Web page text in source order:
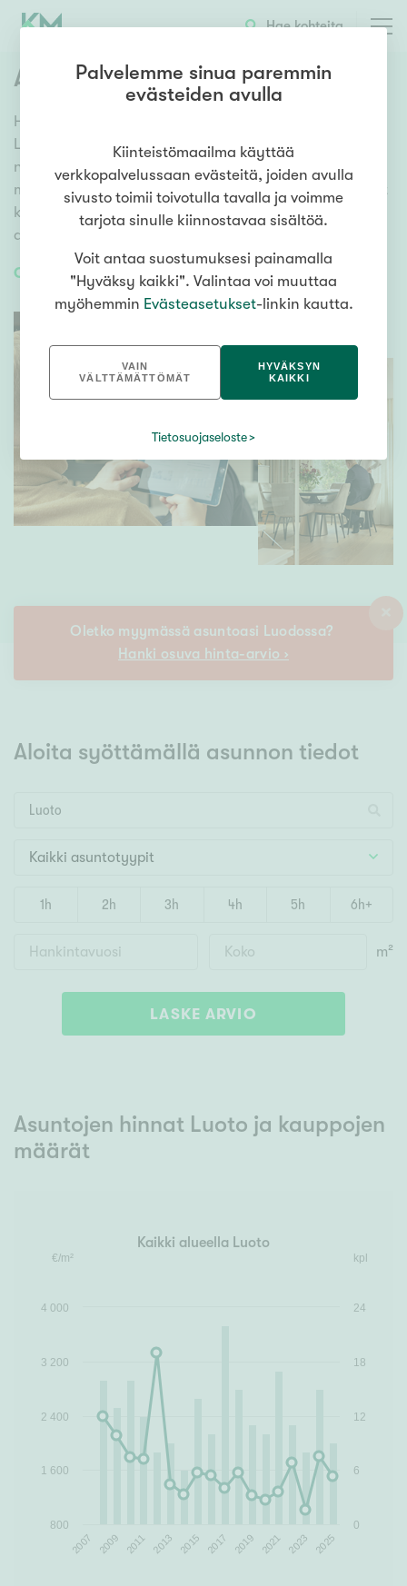
Hae kohteita
Asuntojen hinnat Luoto
Hintalaskurista näet toteutuneet asuntojen hinnat
Luoto
. Saat tilastoihin pohjautuvan arvion asuntosi
neliöhinnasta ja näet miten asuntojen hinnat ovat
muuttuneet hankintavuodesta. Laskurin pohjana ovat
kaikkien kiinteistönvälittäjien välityksellä toteutuneet
asuntokaupat
OTA YHTEYTTÄ
Oletko myymässä asuntoasi Luodossa?
Hanki osuva hinta-arvio ›
Aloita syöttämällä asunnon tiedot
Kaikki asuntotyypit
1h 2h 3h 4h 5h 6h+
m²
LASKE ARVIO
Asuntojen hinnat Luoto ja kauppojen
määrät
€/m² kpl
Kaikki alueella Luoto
2007 2009 2011 2013 2015 2017 2019 2021 2023 2025
800
1 600
2 400
3 200
4 000
0
6
12
18
24
Palvelemme sinua paremmin
evästeiden avulla
Kiinteistömaailma käyttää
verkkopalvelussaan evästeitä, joiden avulla
sivusto toimii toivotulla tavalla ja voimme
tarjota sinulle kiinnostavaa sisältöä.
Voit antaa suostumuksesi painamalla
"Hyväksy kaikki". Valintaa voi muuttaa
myöhemmin Evästeasetukset-linkin kautta.
VAIN
VÄLTTÄMÄTTÖMÄT
HYVÄKSYN
KAIKKI
Tietosuojaseloste